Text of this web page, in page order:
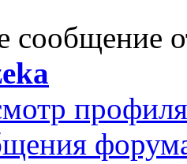
сообщение
профиля